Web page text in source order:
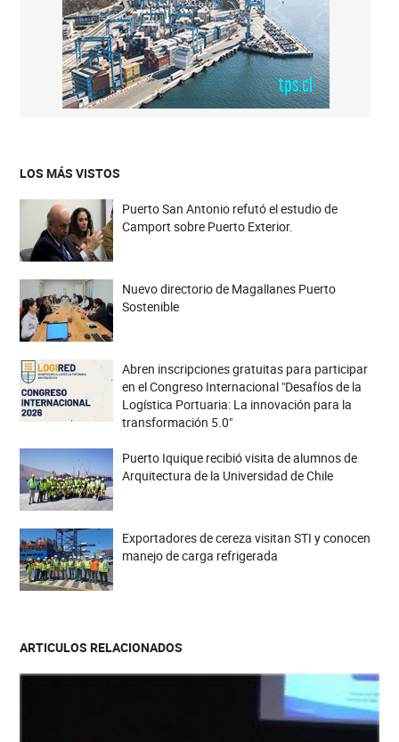
LOS MÁS VISTOS
Puerto San Antonio refutó el estudio de
Camport sobre Puerto Exterior.
Nuevo directorio de Magallanes Puerto
Sostenible
Abren inscripciones gratuitas para participar
en el Congreso Internacional "Desafíos de la
Logística Portuaria: La innovación para la
transformación 5.0"
Puerto Iquique recibió visita de alumnos de
Arquitectura de la Universidad de Chile
Exportadores de cereza visitan STI y conocen
manejo de carga refrigerada
ARTICULOS RELACIONADOS